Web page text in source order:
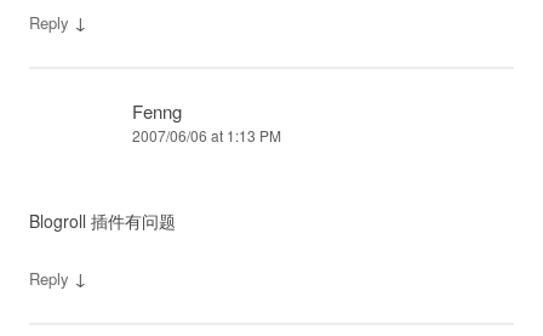
Reply ↓
Fenng
2007/06/06 at 1:13 PM
Blogroll 插件有问题
Reply ↓